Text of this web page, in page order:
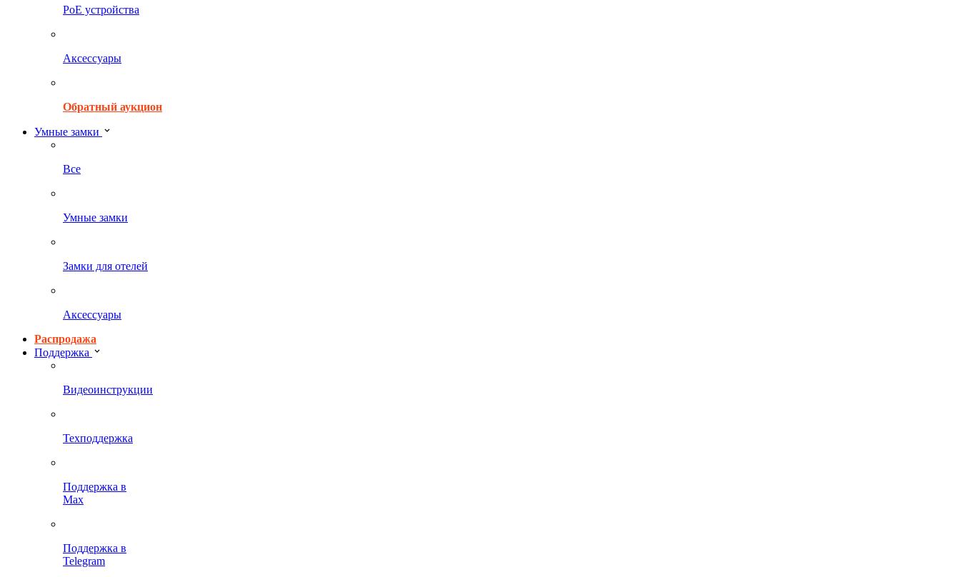
PoE устройства
Аксессуары
Обратный аукцион
Умные замки
Все
Умные замки
Замки для отелей
Аксессуары
Распродажа
Поддержка
Видеоинструкции
Техподдержка
Поддержка в
Max
Поддержка в
Telegram